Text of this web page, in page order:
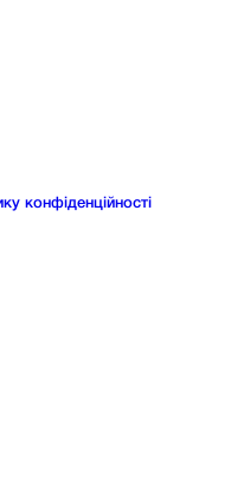
конфіденційності